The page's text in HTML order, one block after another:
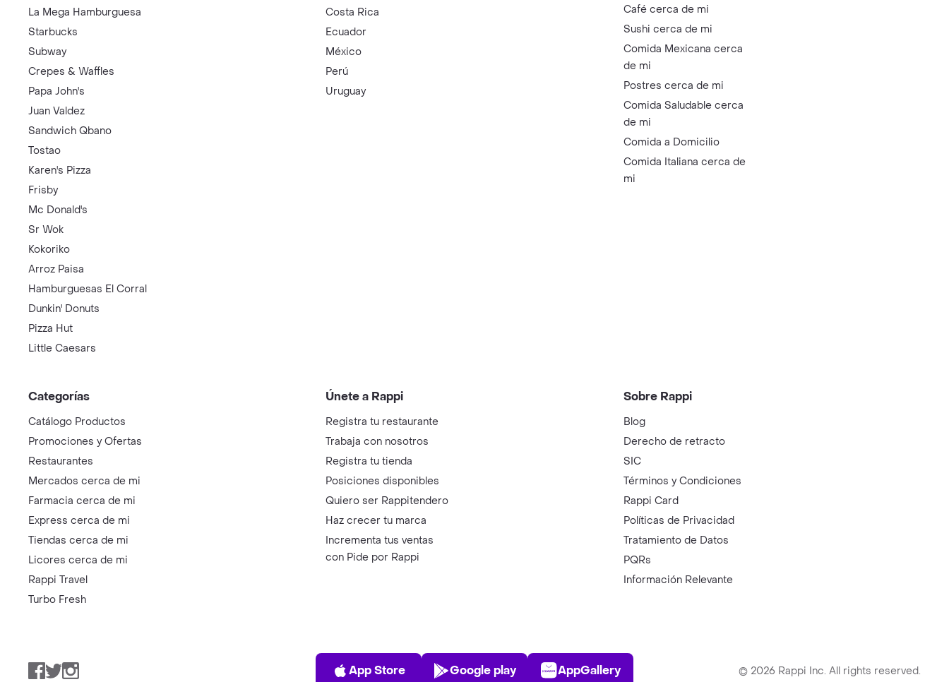
La Mega Hamburguesa
Starbucks
Subway
Crepes & Waffles
Papa John's
Juan Valdez
Sandwich Qbano
Tostao
Karen's Pizza
Frisby
Mc Donald's
Sr Wok
Kokoriko
Arroz Paisa
Hamburguesas El Corral
Dunkin' Donuts
Pizza Hut
Little Caesars
Costa Rica
Ecuador
México
Perú
Uruguay
Café cerca de mi
Sushi cerca de mi
Comida Mexicana cerca
de mi
Postres cerca de mi
Comida Saludable cerca
de mi
Comida a Domicilio
Comida Italiana cerca de
mi
Categorías
Catálogo Productos
Promociones y Ofertas
Restaurantes
Mercados cerca de mi
Farmacia cerca de mi
Express cerca de mi
Tiendas cerca de mi
Licores cerca de mi
Rappi Travel
Turbo Fresh
Únete a Rappi
Registra tu restaurante
Trabaja con nosotros
Registra tu tienda
Posiciones disponibles
Quiero ser Rappitendero
Haz crecer tu marca
Incrementa tus ventas
con Pide por Rappi
Sobre Rappi
Blog
Derecho de retracto
SIC
Términos y Condiciones
Rappi Card
Políticas de Privacidad
Tratamiento de Datos
PQRs
Información Relevante
Facebook
TwitterInstagram
App Store
App Store
Play Store
Google play
AppGallery
AppGallery © 2026 Rappi Inc. All rights reserved.